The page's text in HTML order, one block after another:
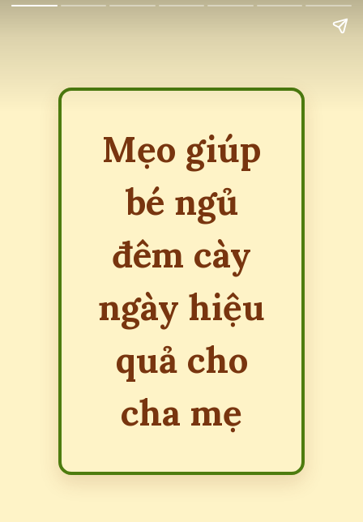
Mẹo giúp
bé ngủ
đêm cày
ngày hiệu
quả cho
cha mẹ